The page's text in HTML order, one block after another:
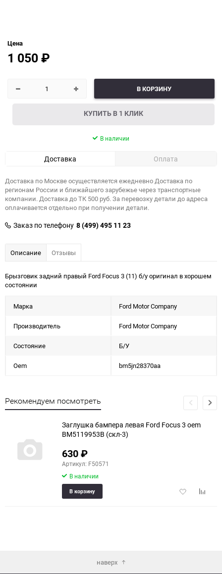
Цена
1 050₽
В КОРЗИНУ
КУПИТЬ В 1 КЛИК
В наличии
Доставка Оплата
Доставка по Москве осуществляется ежедневно Доставка по
регионам России и ближайшего зарубежье через транспортные
компании. Доставка до ТК 500 руб. За перевозку детали до адреса
оплачивается отдельно при получении детали.
Заказ по телефону 8 (499) 495 11 23
Описание Отзывы
Брызговик задний правый Ford Focus 3 (11) б/у оригинал в хорошем
состоянии
Марка Ford Motor Company
Производитель Ford Motor Company
Состояние Б/У
Oem bm5jn28370aa
Рекомендуем посмотреть
Заглушка бампера левая Ford Focus 3 oem
BM5119953B (скл-3)
630₽
Артикул: F50571
В наличии
Добавить
В корзину
наверх